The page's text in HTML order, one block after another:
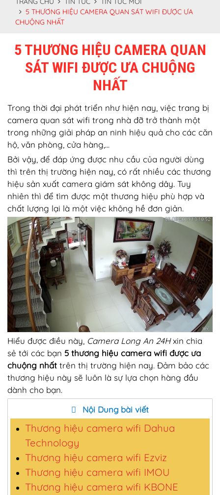
5 THƯƠNG HIỆU CAMERA QUAN SÁT WIFI ĐƯỢC ƯA
CHUỘNG NHẤT
5 THƯƠNG HIỆU CAMERA QUAN
SÁT WIFI ĐƯỢC ƯA CHUỘNG
NHẤT
Trong thời đại phát triển như hiện nay, việc trang bị
camera quan sát wifi trong nhà đỡ trở thành một
trong những giải pháp an ninh hiệu quả cho các căn
hộ, văn phòng, cửa hàng,...
Bởi vậy, để đáp ứng được nhu cầu của người dùng
thì trên thị trường hiện nay, có rất nhiều các thương
hiệu sản xuất camera giám sát không dây. Tuy
nhiên thì để tìm được một thương hiệu phù hợp và
chất lượng lại là một việc không hề đơn giản.
Hiểu được điều này, Camera Long An 24Hxin chia
sẻ tới các bạn 5 thương hiệu camera wifi được ưa
chuộng nhất trên thị trường hiện nay. Đảm bảo các
thương hiệu này sẽ luôn là sự lựa chọn hàng đầu
dành cho bạn.
Nội Dung bài viết
Thương hiệu camera wifi Dahua
Technology
Thương hiệu camera wifi Ezviz
Thương hiệu camera wifi IMOU
Thương hiệu camera wifi KBONE